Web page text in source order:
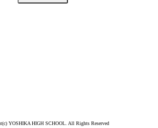
YOSHIKA HIGH SCHOOL. All Rights Reserved